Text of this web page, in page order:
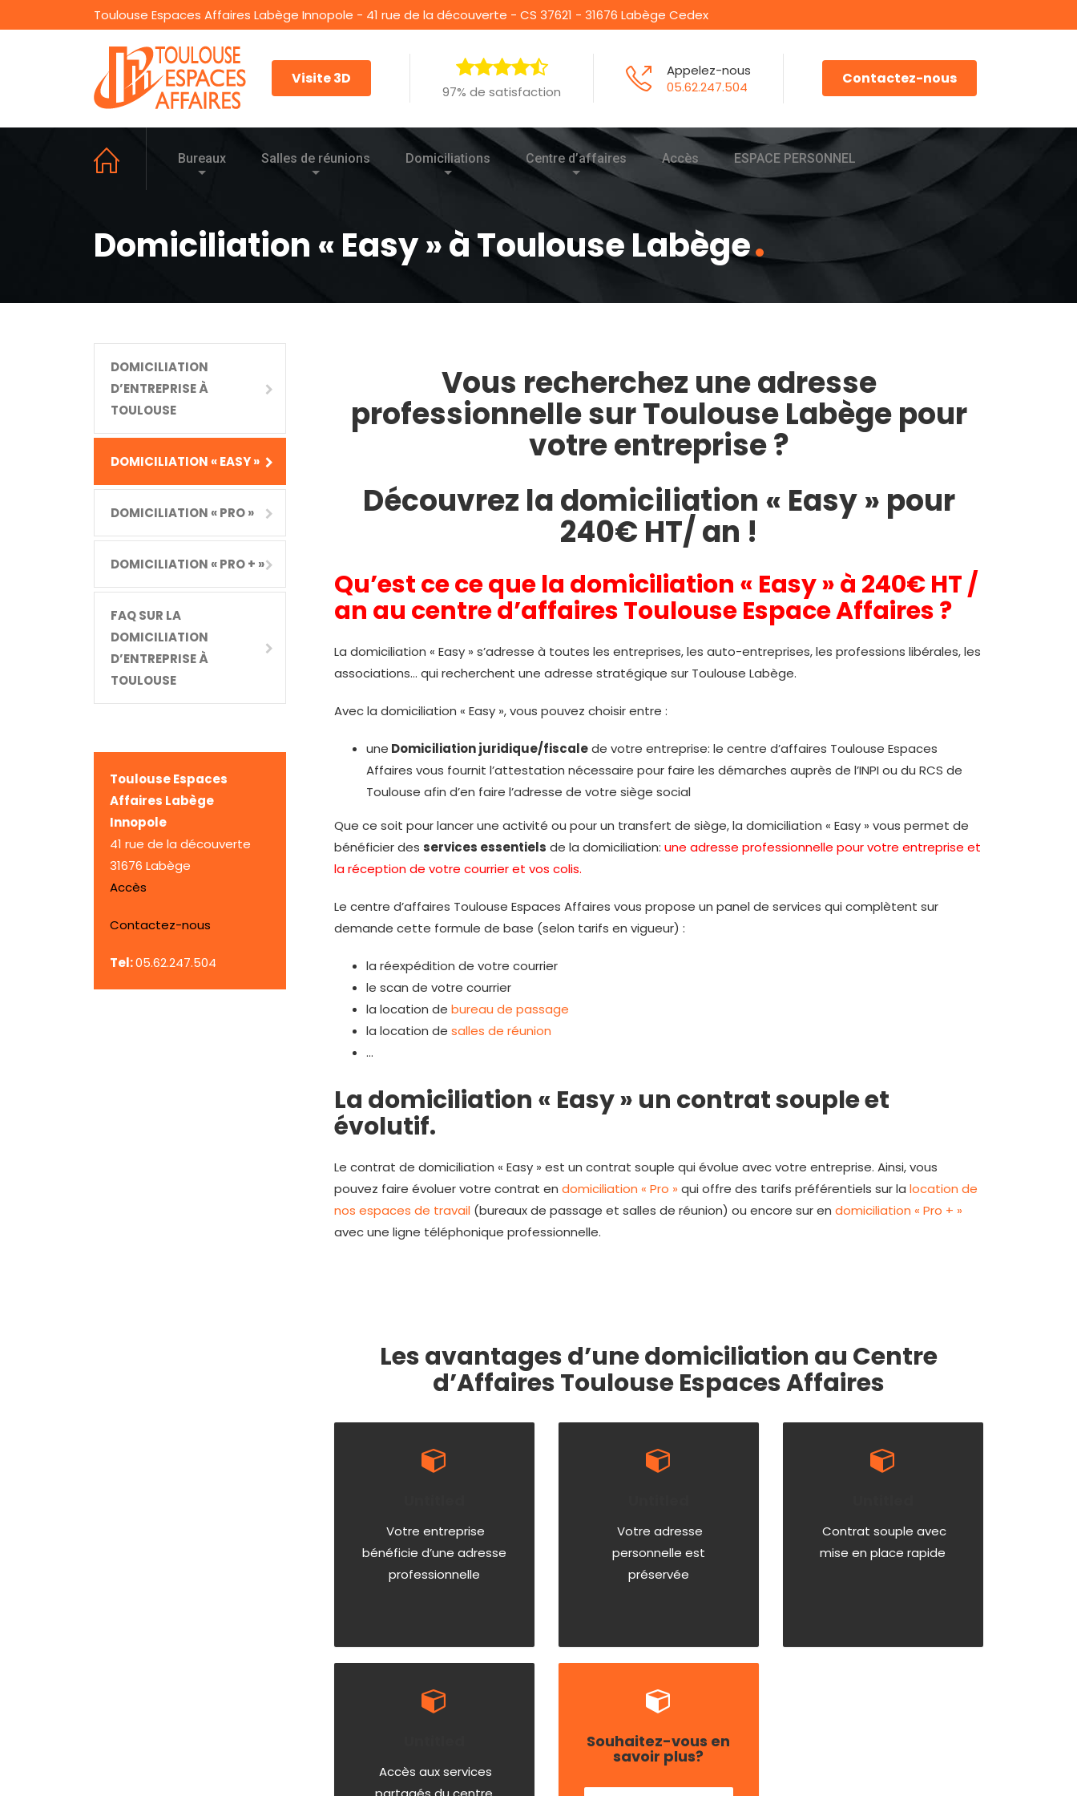
Toulouse Espaces Affaires Labège Innopole - 41 rue de la découverte - CS 37621 - 31676 Labège Cedex
Visite 3D
97% de satisfaction
Appelez-nous
05.62.247.504
Contactez-nous
Bureaux Salles de réunions Domiciliations Centre d’affaires Accès ESPACE PERSONNEL
Domiciliation « Easy » à Toulouse Labège
Vous recherchez une adresse
professionnelle sur Toulouse Labège pour
votre entreprise ?
Découvrez la domiciliation « Easy » pour
240€ HT/ an !
Qu’est ce ce que la domiciliation « Easy » à 240€ HT /
an au centre d’affairesToulouse Espace Affaires ?
La domiciliation « Easy » s’adresse à toutes les entreprises, les auto-entreprises, les professions libérales, les
associations… qui recherchent une adresse stratégique sur Toulouse Labège.
Avec la domiciliation « Easy », vous pouvez choisir entre :
une Domiciliation juridique/fiscalede votre entreprise: le centre d’affaires Toulouse Espaces
Affaires vous fournit l’attestation nécessaire pour faire les démarches auprès de l’INPI ou du RCS de
Toulouse afin d’en faire l’adresse de votre siège social
Que ce soit pour lancer une activité ou pour un transfert de siège, la domiciliation « Easy » vous permet de
bénéficier des services essentiels de la domiciliation: une adresse professionnelle pour votre entreprise et
la réception de votre courrier et vos colis.
Le centre d’affaires Toulouse Espaces Affaires vous propose un panel de services qui complètent sur
demande cette formule de base (selon tarifs en vigueur) :
la réexpédition de votre courrier
le scan de votre courrier
la location de bureau de passage
la location de salles de réunion
…
La domiciliation « Easy » un contrat souple et
évolutif.
Le contrat de domiciliation « Easy » est un contrat souple qui évolue avec votre entreprise. Ainsi, vous
pouvez faire évoluer votre contrat en domiciliation « Pro » qui offre des tarifs préférentiels sur la location de
nos espaces de travail (bureaux de passage et salles de réunion) ou encore sur en domiciliation « Pro + »
avec une ligne téléphonique professionnelle.
Les avantages d’unedomiciliation au Centre
d’Affaires Toulouse Espaces Affaires
Votre entreprise
bénéficie d’une adresse
professionnelle
Accès aux services
Votre adresse
personnelle est
préservée
Souhaitez-vous en
savoir plus?
Contrat souple avec
mise en place rapide
DOMICILIATION
D’ENTREPRISE À
TOULOUSE
DOMICILIATION « EASY »
DOMICILIATION « PRO »
DOMICILIATION « PRO + »
FAQ SUR LA
DOMICILIATION
D’ENTREPRISE À
TOULOUSE
Toulouse Espaces
Affaires Labège
Innopole
41 rue de la découverte
31676 Labège
Accès
Contactez-nous
Tel:05.62.247.504